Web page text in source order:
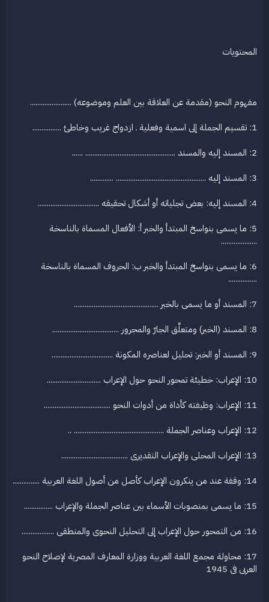
المحتويات
مفهوم النحو (مقدمة عن العلاقة بين العلم وموضوعه) .......................
1: تقسيم الجملة إلى اسمية وفعلية ـ ازدواج غريب وخاطئ ................
2: المسند إليه والمسند .................................................. ......
3: المسند إليه .................................................. .............
4: المسند إليه: بعض تجلياته أو أشكال تحقيقه ..................................
5: ما يسمى بنواسخ المبتدأ والخبر أ: الأفعال المسماة بالناسخة
....................
6: ما يسمى بنواسخ المبتدأ والخبر ب: الحروف المسماة بالناسخة
................
7: المسند أو ما يسمى بالخبر ...............................................
8: المسند (الخبر) ومتعلَّق الجارّ والمجرور .....................................
9: المسند أو الخبر: تحليل لعناصره المكونة ..................................
10: الإعراب: خطيئة تمحور النحو حول الإعراب ..............................
11: الإعراب: وظيفته كأداة من أدوات النحو .....................................
12: الإعراب وعناصر الجملة .................................................. ..
13: الإعراب المحلى والإعراب التقديرى .....................................
14: وقفة عند من ينكرون الإعراب كأصل من أصول اللغة العربية ...............
15: ما يسمى بمنصوبات الأسماء بين عناصر الجملة والإعراب ................
16: من التمحور حول الإعراب إلى التحليل النحوى والمنطقى ..................
17: محاولة مجمع اللغة العربية ووزارة المعارف المصرية لإصلاح النحو
العربى فى 1945